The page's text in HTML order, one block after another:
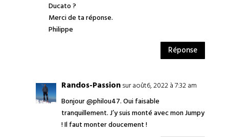
Ducato ?
Merci de ta réponse.
Philippe
Réponse
Randos-Passion sur août6, 2022 à 7:32 am
Bonjour @philou47. Oui faisable
tranquillement. J’y suis monté avec mon Jumpy
! Il faut monter doucement !